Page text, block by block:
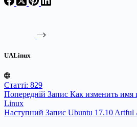
UALinux
Статті: 829
Попередній Запис Как изменить имя
Linux
Наступний Запис Ubuntu 17.10 Artful